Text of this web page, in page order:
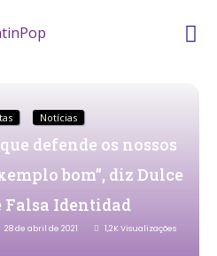
Notícias
defende os nossos
bom”, diz Dulce
Falsa Identidad
28 de abril de 2021 1,2K Visualizações